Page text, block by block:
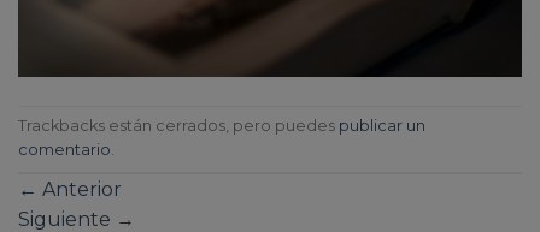
Trackbacks están cerrados, pero puedes publicar un
comentario.
← Anterior
Siguiente →